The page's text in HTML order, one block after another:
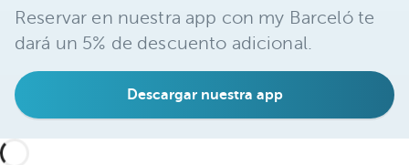
Reservar en nuestra app con my Barceló te
dará un 5% de descuento adicional.
Descargar nuestra app